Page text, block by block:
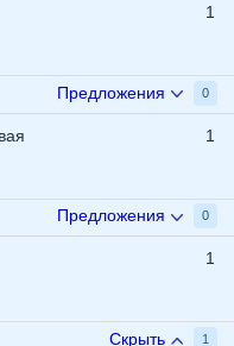
1
Предложения 0
1
Предложения 0
1
Скрыть 1